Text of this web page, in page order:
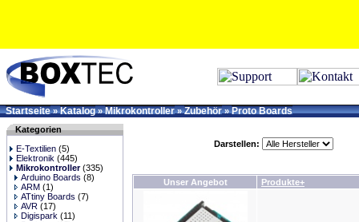
Startseite»Katalog»Mikrokontroller»Zubehör»Proto Boards
Kategorien
E-Textilien (5)
Elektronik (445)
Mikrokontroller(335)
Arduino Boards (8)
ARM (1)
ATtiny Boards (7)
AVR (17)
Digispark (11)
Darstellen:
Unser Angebot Produkte+